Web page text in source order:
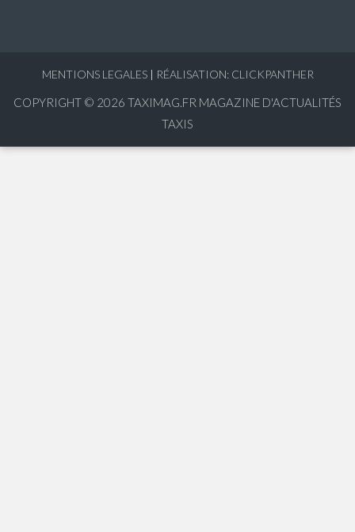
MENTIONS LEGALES | RÉALISATION: CLICKPANTHER
COPYRIGHT © 2026 TAXIMAG.FR MAGAZINE D'ACTUALITÉS
TAXIS